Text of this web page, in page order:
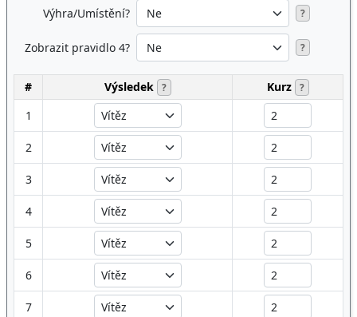
Výhra/Umístění? ?
Zobrazit pravidlo 4? ?
# Výsledek ? Kurz ?
1
2
3
4
5
6
7